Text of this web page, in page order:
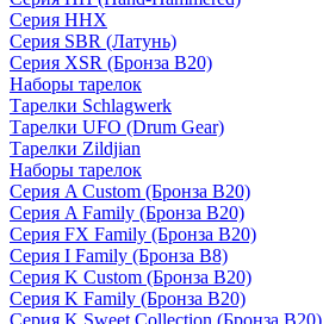
Серия HHX
Серия SBR (Латунь)
Серия XSR (Бронза B20)
Наборы тарелок
Тарелки Schlagwerk
Тарелки UFO (Drum Gear)
Тарелки Zildjian
Наборы тарелок
Серия A Custom (Бронза B20)
Серия A Family (Бронза B20)
Серия FX Family (Бронза B20)
Серия I Family (Бронза B8)
Серия K Custom (Бронза B20)
Серия K Family (Бронза B20)
Серия K Sweet Collection (Бронза B20)